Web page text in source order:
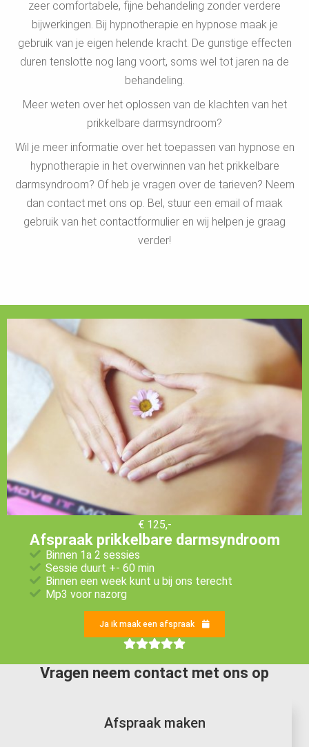
zeer comfortabele, fijne behandeling zonder verdere
bijwerkingen. Bij hypnotherapie en hypnose maak je
gebruik van je eigen helende kracht. De gunstige effecten
duren tenslotte nog lang voort, soms wel tot jaren na de
behandeling.
Meer weten over het oplossen van de klachten van het
prikkelbare darmsyndroom?
Wil je meer informatie over het toepassen van hypnose en
hypnotherapie in het overwinnen van het prikkelbare
darmsyndroom? Of heb je vragen over de tarieven? Neem
dan contact met ons op. Bel, stuur een email of maak
gebruik van het contactformulier en wij helpen je graag
verder!
€ 125,-
Afspraak prikkelbare darmsyndroom
Binnen 1a 2 sessies
Sessie duurt +- 60 min
Binnen een week kunt u bij ons terecht
Mp3 voor nazorg
Ja ik maak een afspraak
Vragen neem contact met ons op
Afspraak maken